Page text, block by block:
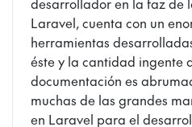
desarrollador en la faz de
Laravel, cuenta con un
herramientas
éste y la cantidad ingente
documentación es
muchas de las grandes
en Laravel para el